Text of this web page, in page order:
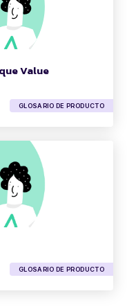
Value
GLOSARIO DE PRODUCTO
GLOSARIO DE PRODUCTO